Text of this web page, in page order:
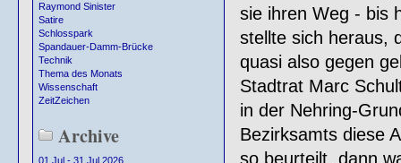
Raymond Sinister
Satire
Schlosspark
Spandauer-Damm-Brücke
Technik
Thema des Monats
Wissenschaft
ZeitZeichen
Archive
01.Jul - 31 Jul 2026
sie ihren Weg - bis
stellte sich heraus,
quasi also gegen
Stadtrat Marc
in der Nehring-
Bezirksamts diese
so beurteilt, dann